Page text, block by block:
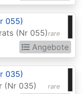
rare
055)
(Nr 055)
Angebote
rare
035)
(Nr 035)